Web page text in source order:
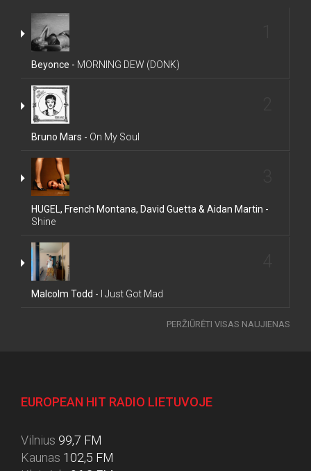
Beyonce - MORNING DEW (DONK)
Bruno Mars - On My Soul
HUGEL, French Montana, David Guetta & Aidan Martin -
Shine
Malcolm Todd - I Just Got Mad
PERŽIŪRĖTI VISAS NAUJIENAS
EUROPEAN HIT RADIO LIETUVOJE
Vilnius 99,7 FM
Kaunas 102,5 FM